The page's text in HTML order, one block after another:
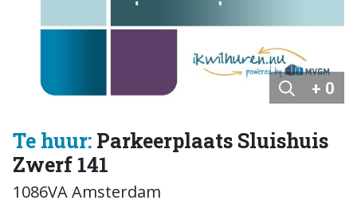
+ 0
Te huur: Parkeerplaats Sluishuis
Zwerf 141
1086VA Amsterdam